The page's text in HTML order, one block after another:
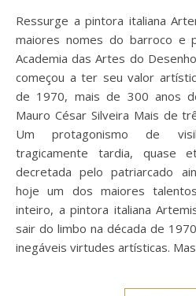
Ressurge a pintora italiana Artemisia Gentileschi, um dos
maiores nomes do barroco e
Academia das Artes do
começou a ter seu valor
de 1970, mais de 300 anos
Mauro César Silveira Mais de
Um protagonismo de
tragicamente tardia, quase
decretada pelo patriarcado
hoje um dos maiores
inteiro, a pintora italiana
sair do limbo na década de
inegáveis virtudes artísticas.